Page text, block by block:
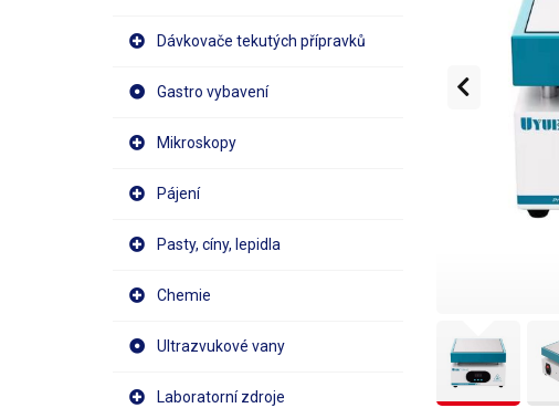
Dávkovače tekutých přípravků
Gastro vybavení
Mikroskopy
Pájení
Pasty, cíny, lepidla
Chemie
Ultrazvukové vany
Laboratorní zdroje